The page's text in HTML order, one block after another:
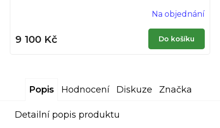
Na objednání
9 100 Kč Do košíku
Popis Hodnocení Diskuze Značka
Detailní popis produktu